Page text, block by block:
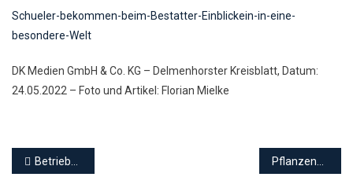
Schueler-bekommen-beim-Bestatter-Einblickein-in-eine-
besondere-Welt
DK Medien GmbH & Co. KG – Delmenhorster Kreisblatt, Datum:
24.05.2022 – Foto und Artikel: Florian Mielke
Beitragsnavigation
Betriebsbesichtigung bei Firma Petershagen